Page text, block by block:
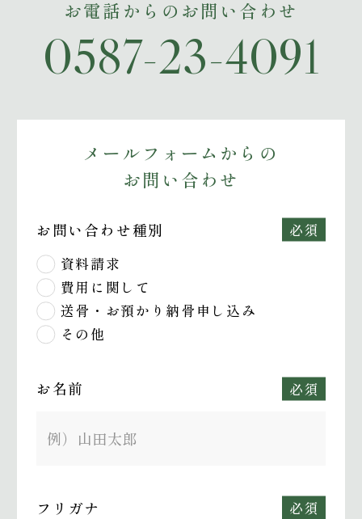
お電話からのお問い合わせ
0587-23-4091
メールフォームからの
お問い合わせ
お問い合わせ種別
必須
資料請求
費用に関して
送骨・お預かり納骨申し込み
その他
必須
お名前
必須
フリガナ